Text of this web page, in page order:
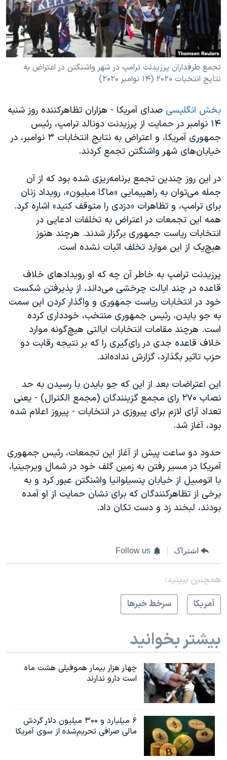
فرهنگ و زندگی
حقوق شهروندی
اقتصادی
علم و فناوری
اسرائیل در جنگ
آرشیو پخش زنده
مستندها
انتخابات ریاست جمهوری آمریکا ۲۰۲۴
حمله جمهوری اسلامی به اسرائیل
رمز مهسا
ورزش زنان در ایران
مجموعه مستندهای دادخواهی
تریبونال مردمی آبان ۹۸
دادگاه حمید نوری
چهل سال گروگان‌گیری
قانون شفافیت دارائی کادر رهبری ایران
اعتراضات مردمی آبان ۹۸
اسرائیل در جنگ
نرگس محمدی برنده جایزه نوبل صلح
صفحه‌های ویژه
سفر پرزیدنت ترامپ به چین
دنبال کنید
زبانهای مختلف
تجمع طرفداران پرزیدنت ترامپ در شهر واشنگتن در اعتراض به
نتایج انتخبات ۲۰۲۰ (۱۴ نوامبر ۲۰۲۰)
بخش انگلیسی صدای آمریکا - هزاران تظاهرکننده روز شنبه
۱۴ نوامبر در حمایت از پرزیدنت دونالد ترامپ، رئیس
جمهوری آمریکا، و اعتراض به نتایج انتخابات ۳ نوامبر، در
خیابان‌های شهر واشنگتن تجمع کردند.
در این روز چندین تجمع برنامه‌ریزی شده بود که از آن
جمله می‌توان به راهپیمایی «ماگا میلیون»، رویداد زنان
برای ترامپ، و تظاهرات «دزدی را متوقف کنید» اشاره کرد.
همه این تجمعات در اعتراض به تخلفات ادعایی در
انتخابات ریاست جمهوری برگزار شدند. هرچند هنوز
هیچ‌یک از این موارد تخلف اثبات نشده است.
پرزیدنت ترامپ به خاطر آن چه که او رویدادهای خلاف
قاعده در چند ایالت چرخشی می‌داند، از پذیرفتن شکست
خود در انتخابات ریاست جمهوری و واگذار کردن این سمت
به جو بایدن، رئیس جمهوری منتخب، خودداری کرده
است. هرچند مقامات انتخابات ایالتی هیچ‌گونه موارد
خلاف قاعده جدی‌ در رای‌گیری را که بر نتیجه رقابت دو
حزب تاثیر بگذارد، گزارش نداده‌اند.
این اعتراضات بعد از این که جو بایدن با رسیدن به حد
نصاب ۲۷۰ رای مجمع گزینندگان (مجمع الکترال) - یعنی
تعداد آرای لازم برای پیروزی در انتخابات - پیروز اعلام شده
بود، آغاز شد.
حدود دو ساعت پیش از آغاز این تجمعات، رئیس جمهوری
آمریکا در مسیر رفتن به زمین گلف خود در شمال ویرجینیا،
با اتومبیل از خیابان پنسیلوانیا واشنگتن عبور کرد و به
برخی از تظاهرکنندگان که برای نشان حمایت از او آمده
بودند، لبخند زد و دست تکان داد.
اشتراک Follow us
همچنبن ببینید:
آمريکا
سرخط خبرها
بیشتر بخوانید
چهار هزار بیمار هموفیلی هشت ماه
است دارو ندارند
۶ میلیارد و ۳۰۰ میلیون دلار گردش
مالی صرافی تحریم‌شده از سوی آمریکا